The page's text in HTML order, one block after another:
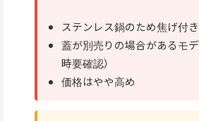
ステンレス鍋のため焦げ付
蓋が別売りの場合があるモ
時要確認）
価格はやや高め